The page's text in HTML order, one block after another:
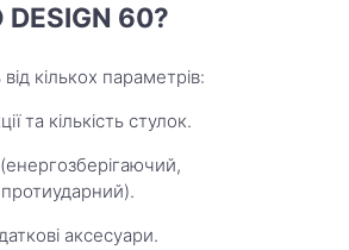
DESIGN 60?
кількох параметрів:
та кількість стулок.
аксесуари.